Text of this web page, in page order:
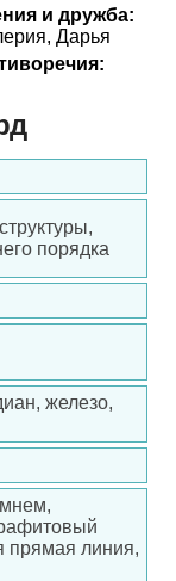
и дружба:
Дарья
порядка
железо,
прямая линия,